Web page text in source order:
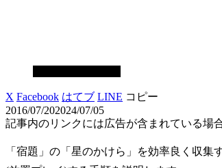
X Facebook はてブ LINE コピー
2016/07/202024/07/05
記事内のリンクには広告が含まれている場
「宿題」の「星のかけら」を効率良く収